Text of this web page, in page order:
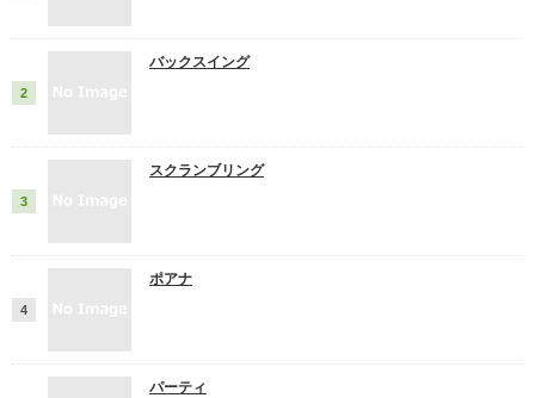
バックスイング
スクランブリング
ポアナ
パーティ